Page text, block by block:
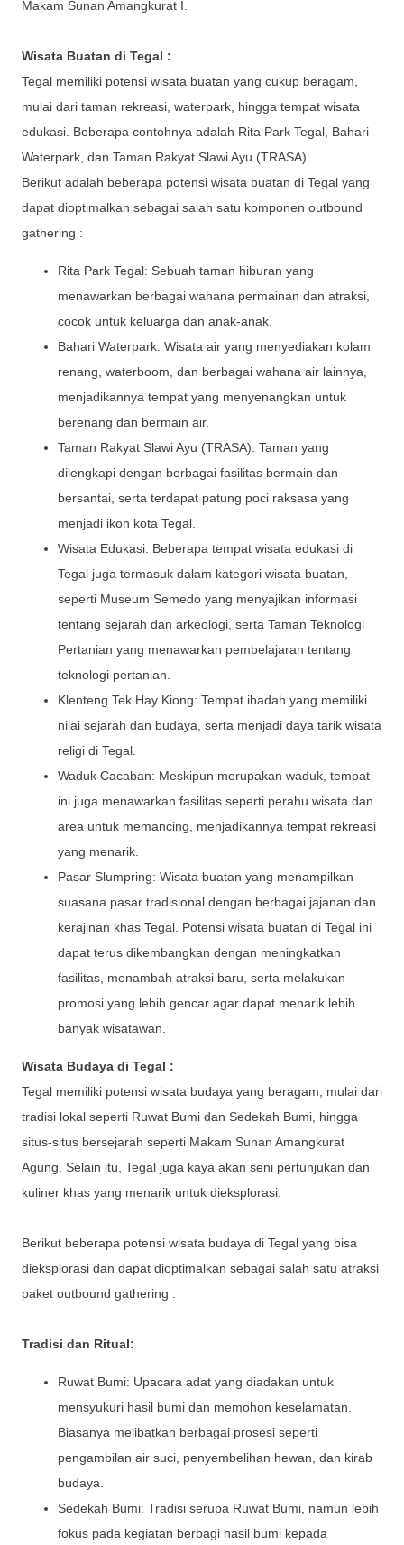
Makam Sunan Amangkurat I.
Wisata Buatan di Tegal :
Tegal memiliki potensi wisata buatan yang cukup beragam,
mulai dari taman rekreasi, waterpark, hingga tempat wisata
edukasi. Beberapa contohnya adalah Rita Park Tegal, Bahari
Waterpark, dan Taman Rakyat Slawi Ayu (TRASA).
Berikut adalah beberapa potensi wisata buatan di Tegal yang
dapat dioptimalkan sebagai salah satu komponen outbound
gathering :
Rita Park Tegal: Sebuah taman hiburan yang
menawarkan berbagai wahana permainan dan atraksi,
cocok untuk keluarga dan anak-anak.
Bahari Waterpark: Wisata air yang menyediakan kolam
renang, waterboom, dan berbagai wahana air lainnya,
menjadikannya tempat yang menyenangkan untuk
berenang dan bermain air.
Taman Rakyat Slawi Ayu (TRASA): Taman yang
dilengkapi dengan berbagai fasilitas bermain dan
bersantai, serta terdapat patung poci raksasa yang
menjadi ikon kota Tegal.
Wisata Edukasi: Beberapa tempat wisata edukasi di
Tegal juga termasuk dalam kategori wisata buatan,
seperti Museum Semedo yang menyajikan informasi
tentang sejarah dan arkeologi, serta Taman Teknologi
Pertanian yang menawarkan pembelajaran tentang
teknologi pertanian.
Klenteng Tek Hay Kiong: Tempat ibadah yang memiliki
nilai sejarah dan budaya, serta menjadi daya tarik wisata
religi di Tegal.
Waduk Cacaban: Meskipun merupakan waduk, tempat
ini juga menawarkan fasilitas seperti perahu wisata dan
area untuk memancing, menjadikannya tempat rekreasi
yang menarik.
Pasar Slumpring: Wisata buatan yang menampilkan
suasana pasar tradisional dengan berbagai jajanan dan
kerajinan khas Tegal. Potensi wisata buatan di Tegal ini
dapat terus dikembangkan dengan meningkatkan
fasilitas, menambah atraksi baru, serta melakukan
promosi yang lebih gencar agar dapat menarik lebih
banyak wisatawan.
Wisata Budaya di Tegal :
Tegal memiliki potensi wisata budaya yang beragam, mulai dari
tradisi lokal seperti Ruwat Bumi dan Sedekah Bumi, hingga
situs-situs bersejarah seperti Makam Sunan Amangkurat
Agung. Selain itu, Tegal juga kaya akan seni pertunjukan dan
kuliner khas yang menarik untuk dieksplorasi.
Berikut beberapa potensi wisata budaya di Tegal yang bisa
dieksplorasi dan dapat dioptimalkan sebagai salah satu atraksi
paket outbound gathering :
Tradisi dan Ritual:
Ruwat Bumi: Upacara adat yang diadakan untuk
mensyukuri hasil bumi dan memohon keselamatan.
Biasanya melibatkan berbagai prosesi seperti
pengambilan air suci, penyembelihan hewan, dan kirab
budaya.
Sedekah Bumi: Tradisi serupa Ruwat Bumi, namun lebih
fokus pada kegiatan berbagi hasil bumi kepada